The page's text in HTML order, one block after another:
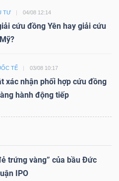
TƯ 04/08 12:14
cứu đồng Yên hay giải cứu
TẾ 03/08 10:17
xác nhận phối hợp cứu đồng
hành động tiếp
trứng vàng” của bầu Đức
IPO